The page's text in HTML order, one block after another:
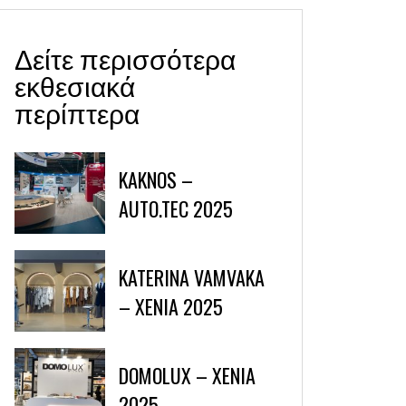
Δείτε περισσότερα
εκθεσιακά
περίπτερα
KAKNOS –
AUTO.TEC 2025
KATERINA VAMVAKA
– XENIA 2025
DOMOLUX – XENIA